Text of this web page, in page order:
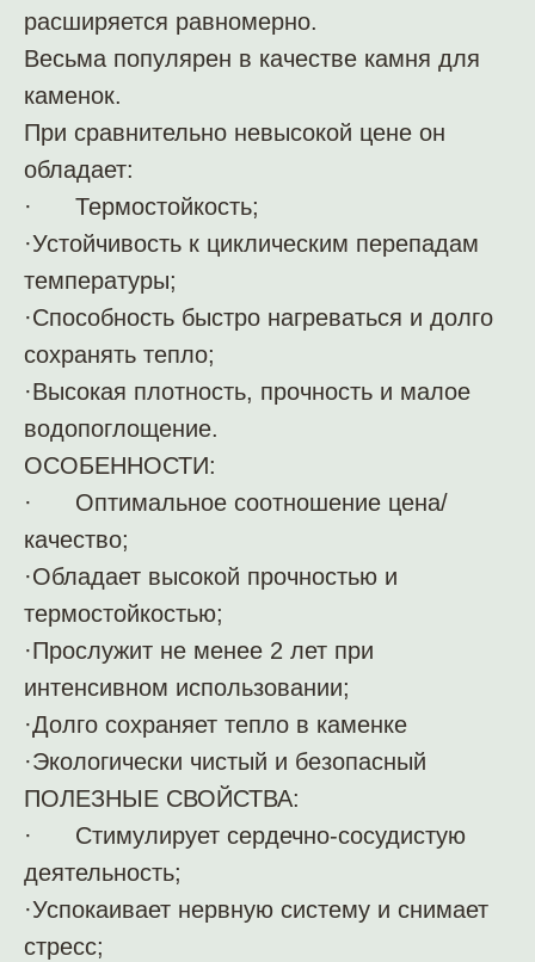
расширяется равномерно.
Весьма популярен в качестве камня для
каменок.
При сравнительно невысокой цене он
обладает:
· Термостойкость;
·Устойчивость к циклическим перепадам
температуры;
·Способность быстро нагреваться и долго
сохранять тепло;
·Высокая плотность, прочность и малое
водопоглощение.
ОСОБЕННОСТИ:
· Оптимальное соотношение цена/
качество;
·Обладает высокой прочностью и
термостойкостью;
·Прослужит не менее 2 лет при
интенсивном использовании;
·Долго сохраняет тепло в каменке
·Экологически чистый и безопасный
ПОЛЕЗНЫЕ СВОЙСТВА:
· Стимулирует сердечно-сосудистую
деятельность;
·Успокаивает нервную систему и снимает
стресс;